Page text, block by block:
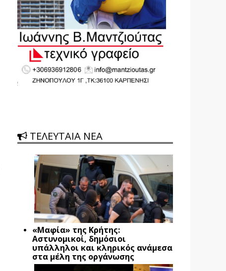
ΤΕΛΕΥΤΑΙΑ ΝΕΑ
«Μαφία» της Κρήτης:
Αστυνομικοί, δημόσιοι
υπάλληλοι και κληρικός ανάμεσα
στα μέλη της οργάνωσης